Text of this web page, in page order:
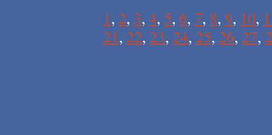
1, 2, 3, 4, 5, 6, 7, 8, 9, 10,
21, 22, 23, 24, 25, 26, 27,